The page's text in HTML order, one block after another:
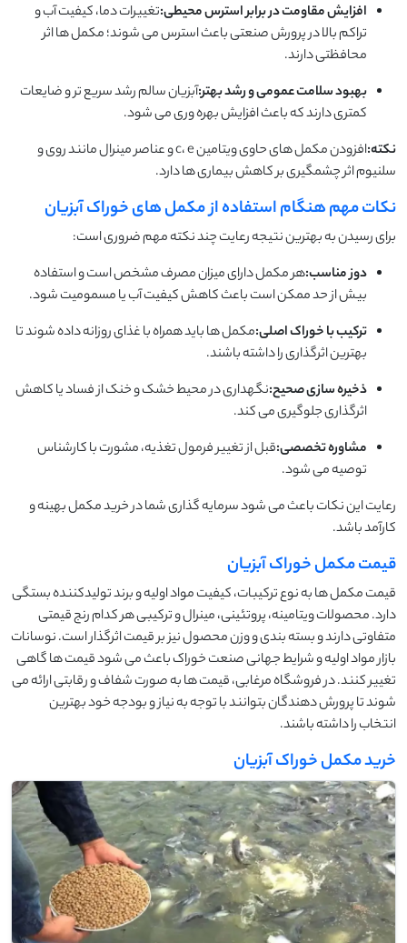
افزایش مقاومت در برابر استرس محیطی:تغییرات دما، کیفیت آب و
تراکم بالا در پرورش صنعتی باعث استرس می شوند؛ مکمل ها اثر
محافظتی دارند.
بهبود سلامت عمومی و رشد بهتر:آبزیان سالم رشد سریع تر و ضایعات
کمتری دارند که باعث افزایش بهره وری می شود.
نکته:
افزودن مکمل های حاوی ویتامین c، e و عناصر مینرال مانند روی و
سلنیوم اثر چشمگیری بر کاهش بیماری ها دارد.
نکات مهم هنگام استفاده از مکمل های خوراک آبزیان
برای رسیدن به بهترین نتیجه رعایت چند نکته مهم ضروری است:
دوز مناسب:هر مکمل دارای میزان مصرف مشخص است و استفاده
بیش از حد ممکن است باعث کاهش کیفیت آب یا مسمومیت شود.
ترکیب با خوراک اصلی:مکمل ها باید همراه با غذای روزانه داده شوند تا
بهترین اثرگذاری را داشته باشند.
ذخیره سازی صحیح:نگهداری در محیط خشک و خنک از فساد یا کاهش
اثرگذاری جلوگیری می کند.
مشاوره تخصصی:قبل از تغییر فرمول تغذیه، مشورت با کارشناس
توصیه می شود.
رعایت این نکات باعث می شود سرمایه گذاری شما در خرید مکمل بهینه و
کارآمد باشد.
قیمت مکمل خوراک آبزیان
قیمت مکمل ها به نوع ترکیبات، کیفیت مواد اولیه و برند تولیدکننده بستگی
دارد. محصولات ویتامینه، پروتئینی، مینرال و ترکیبی هر کدام رنج قیمتی
متفاوتی دارند و بسته بندی و وزن محصول نیز بر قیمت اثرگذار است. نوسانات
بازار مواد اولیه و شرایط جهانی صنعت خوراک باعث می شود قیمت ها گاهی
تغییر کنند. در فروشگاه مرغابی، قیمت ها به صورت شفاف و رقابتی ارائه می
شوند تا پرورش دهندگان بتوانند با توجه به نیاز و بودجه خود بهترین
انتخاب را داشته باشند.
خرید مکمل خوراک آبزیان